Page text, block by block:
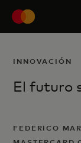
INNOVACIÓN
El futuro
FEDERICO